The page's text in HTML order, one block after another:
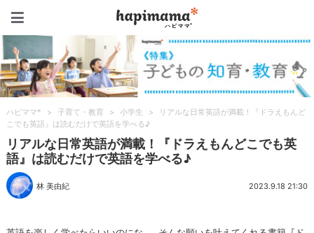
ハピママ* > 子育て・教育 > 小学生 >
リアルな日常英語が満載！『ドラえもんど
こでも英語』は読むだけで英語を学べる♪
リアルな日常英語が満載！『ドラえもんどこでも英
語』は読むだけで英語を学べる♪
林 美由紀 2023.9.18 21:30